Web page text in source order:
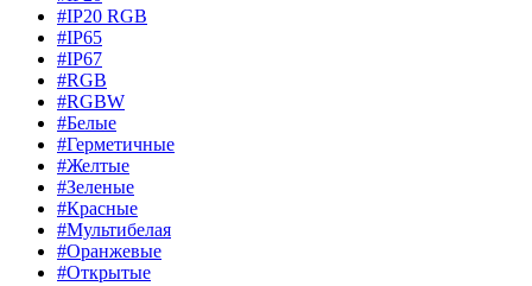
#IP20 RGB
#IP65
#IP67
#RGB
#RGBW
#Белые
#Герметичные
#Желтые
#Зеленые
#Красные
#Мультибелая
#Оранжевые
#Открытые